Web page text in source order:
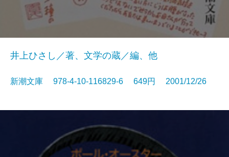
井上ひさし／著、文学の蔵／編、他
新潮文庫 978-4-10-116829-6 649円 2001/12/26